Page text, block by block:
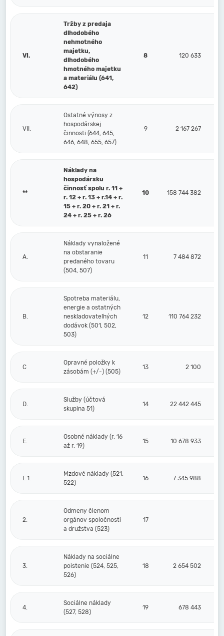
VI.
Tržby z predaja
dlhodobého
nehmotného
majetku,
dlhodobého
hmotného majetku
a materiálu (641,
642)
8 120 633
VII.
Ostatné výnosy z
hospodárskej
činnosti (644, 645,
646, 648, 655, 657)
9 2 167 267
**
Náklady na
hospodársku
činnosť spolu r. 11 +
r. 12 + r. 13 + r.14 + r.
15 + r. 20 + r. 21 + r.
24 + r. 25 + r. 26
10 158 744 382
A.
Náklady vynaložené
na obstaranie
predaného tovaru
(504, 507)
11 7 484 872
B.
Spotreba materiálu,
energie a ostatných
neskladovateľných
dodávok (501, 502,
503)
12 110 764 232
C
Opravné položky k
zásobám (+/-) (505)
13 2 100
D.
Služby (účtová
skupina 51)
14 22 442 445
E.
Osobné náklady (r. 16
až r. 19)
15 10 678 933
E.1.
Mzdové náklady (521,
522)
16 7 345 988
2.
Odmeny členom
orgánov spoločnosti
a družstva (523)
17
3.
Náklady na sociálne
poistenie (524, 525,
526)
18 2 654 502
4.
Sociálne náklady
(527, 528)
19 678 443